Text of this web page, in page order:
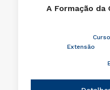
A Formação da
Extensão